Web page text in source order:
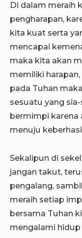
Di dalam meraih
pengharapan,
kita kuat serta
mencapai
maka kita akan
memiliki
pada Tuhan
sesuatu yang
bermimpi karena
menuju
Sekalipun di
jangan takut,
pengalang,
meraih setiap
bersama Tuhan
mengalami